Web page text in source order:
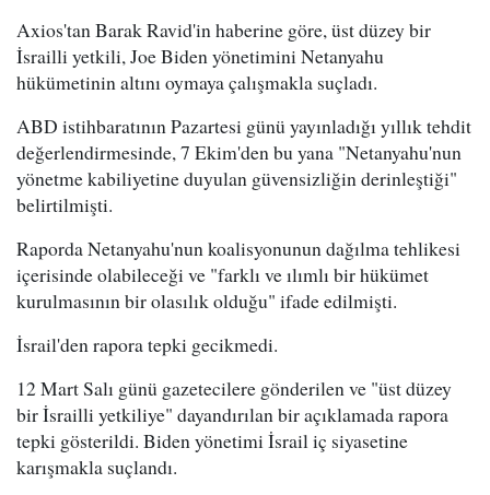
Axios'tan Barak Ravid'in haberine göre, üst düzey bir
İsrailli yetkili, Joe Biden yönetimini Netanyahu
hükümetinin altını oymaya çalışmakla suçladı.
ABD istihbaratının Pazartesi günü yayınladığı yıllık tehdit
değerlendirmesinde, 7 Ekim'den bu yana "Netanyahu'nun
yönetme kabiliyetine duyulan güvensizliğin derinleştiği"
belirtilmişti.
Raporda Netanyahu'nun koalisyonunun dağılma tehlikesi
içerisinde olabileceği ve "farklı ve ılımlı bir hükümet
kurulmasının bir olasılık olduğu" ifade edilmişti.
İsrail'den rapora tepki gecikmedi.
12 Mart Salı günü gazetecilere gönderilen ve "üst düzey
bir İsrailli yetkiliye" dayandırılan bir açıklamada rapora
tepki gösterildi. Biden yönetimi İsrail iç siyasetine
karışmakla suçlandı.